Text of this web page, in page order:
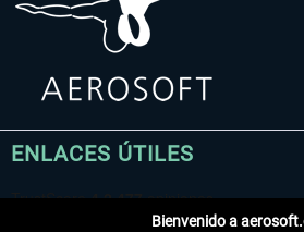
ENLACES ÚTILES
Bienvenido a